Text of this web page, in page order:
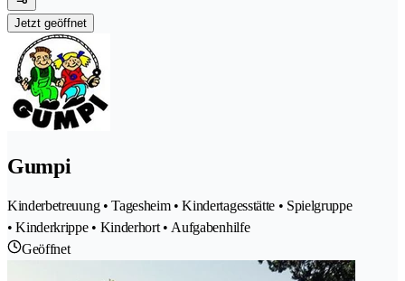
Jetzt geöffnet
Gumpi
Kinderbetreuung • Tagesheim • Kindertagesstätte • Spielgruppe
• Kinderkrippe • Kinderhort • Aufgabenhilfe
Geöffnet